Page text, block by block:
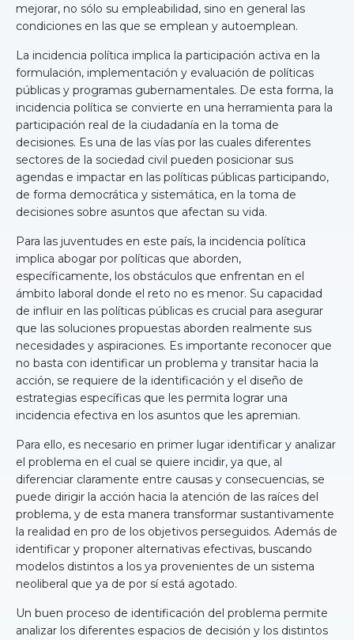
mejorar, no sólo su empleabilidad, sino en general las
condiciones en las que se emplean y autoemplean.
La incidencia política implica la participación activa en la
formulación, implementación y evaluación de políticas
públicas y programas gubernamentales. De esta forma, la
incidencia política se convierte en una herramienta para la
participación real de la ciudadanía en la toma de
decisiones. Es una de las vías por las cuales diferentes
sectores de la sociedad civil pueden posicionar sus
agendas e impactar en las políticas públicas participando,
de forma democrática y sistemática, en la toma de
decisiones sobre asuntos que afectan su vida.
Para las juventudes en este país, la incidencia política
implica abogar por políticas que aborden,
específicamente, los obstáculos que enfrentan en el
ámbito laboral donde el reto no es menor. Su capacidad
de influir en las políticas públicas es crucial para asegurar
que las soluciones propuestas aborden realmente sus
necesidades y aspiraciones. Es importante reconocer que
no basta con identificar un problema y transitar hacia la
acción, se requiere de la identificación y el diseño de
estrategias específicas que les permita lograr una
incidencia efectiva en los asuntos que les apremian.
Para ello, es necesario en primer lugar identificar y analizar
el problema en el cual se quiere incidir, ya que, al
diferenciar claramente entre causas y consecuencias, se
puede dirigir la acción hacia la atención de las raíces del
problema, y de esta manera transformar sustantivamente
la realidad en pro de los objetivos perseguidos. Además de
identificar y proponer alternativas efectivas, buscando
modelos distintos a los ya provenientes de un sistema
neoliberal que ya de por sí está agotado.
Un buen proceso de identificación del problema permite
analizar los diferentes espacios de decisión y los distintos